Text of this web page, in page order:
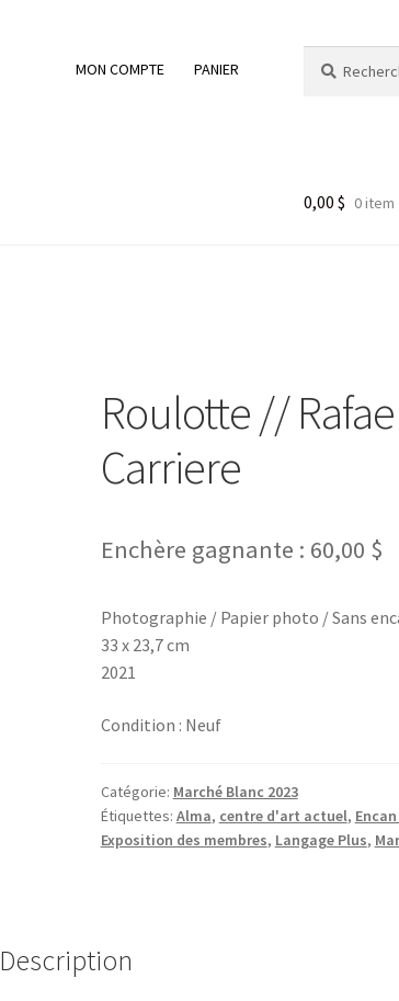
MON COMPTE PANIER
0,00 $ 0 item
Roulotte //
Carriere
Enchère gagnante : 60,00 $
Photographie / Papier photo / Sans
33 x 23,7 cm
2021
Condition : Neuf
Catégorie: Marché Blanc 2023
Étiquettes: Alma, centre d'art actuel,
Exposition des membres, Langage Plus,
Description